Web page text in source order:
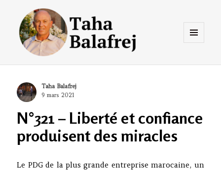
Taha Balafrej Blog
Author
Taha Balafrej
Posted
9 mars 2021
N°321 – Liberté et confiance
produisent des miracles
Le PDG de la plus grande entreprise marocaine, un